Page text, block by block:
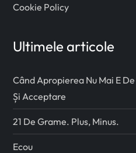
Cookie Policy
Ultimele articole
Când Apropierea Nu Mai E
Și Acceptare
21 De Grame. Plus, Minus.
Ecou